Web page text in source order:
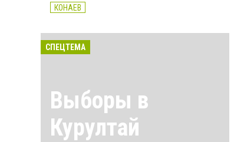
КОНАЕВ
СПЕЦТЕМА
Выборы в
Курултай